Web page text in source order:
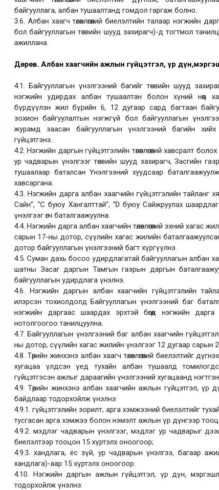
байгууллага, албан тушаалтанд гомдол гаргаж болно.
3.6. Албан хаагч төлөвлөгөөний биелэлтийн талаар нэгжийн
бол байгууллагын төсвийн шууд захирагч)-д тогтмол
ажиллана.
Дөрөв. Албан хаагчийн ажлын гүйцэтгэл, үр
4.1. Байгууллагын үнэлгээний багийг төсвийн шууд
нэгжийн удирдах албан тушаалтан болон хүний нөөц
бүрдүүлэн жил бүрийн 6, 12 дугаар сард багтаан
зохион байгуулалтын нэгжгүй бол байгууллагын
журамд заасан байгууллагын үнэлгээний багийн
гүйцэтгэнэ.
4.2. Нэгжийн даргын гүйцэтгэлийн төлөвлөгөөний хавсралт
ур чадварын үнэлгээг төсвийн шууд захирагч, Засгийн
тушаалаар баталсан Үнэлгээний хуудсаар
хавсаргана.
4.3. Нэгжийн дарга албан хаагчийн гүйцэтгэлийн тайланг
Сайн”, “C буюу Хангалттай”, “D буюу Сайжруулах
үнэлгээг өгч баталгаажуулна.
4.4. Нэгжийн дарга албан хаагчийн төлөвлөгөөний эхний хагас
сарын 17-ны дотор, сүүлийн хагас жилийн
дотор байгууллагын үнэлгээний багт хүргүүлнэ.
4.5. Суман дахь босоо удирдлагатай байгууллагын албан
шатны Засаг даргын Тамгын газрын даргын
байгууллагын удирдлага үнэлнэ.
4.6. Нэгжийн даргын албан хаагчийн гүйцэтгэлийн
илэрсэн тохиолдолд Байгууллагын үнэлгээний баг
нэгжийн даргаас шаардах эрхтэй бөгөөд нэгжийн
нотолгоогоо танилцуулна.
4.7. Байгууллагын үнэлгээний баг албан хаагчийн
ны дотор, сүүлийн хагас жилийн үнэлгээг 12 дугаар сарын
4.8. Төрийн жинхэнэ албан хаагч төлөвлөгөөний биелэлтийг
хугацаа үлдсэн үед тухайн албан тушаалд
гүйцэтгэсэн ажлыг дараагийн үнэлгээний хугацаанд
4.9. Төрийн жинхэнэ албан хаагчийн ажлын гүйцэтгэл, үр
байдлаар тодорхойлж үнэлнэ:
4.9.1. гүйцэтгэлийн зорилт, арга хэмжээний биелэлтийг тухайн
тусгасан арга хэмжээ болон нэмэлт ажлын үр дүнгээр
4.9.2. мэдлэг чадварын үнэлгээг, мэдлэг ур чадварыг
биелэлтээр тооцон 15 хүртэлх оноогоор;
4.9.3. хандлага, ёс зүй, ур чадварын үнэлгээ, багаар
хандлага)-аар 15 хүртэлх оноогоор.
4.10. Нэгжийн даргын ажлын гүйцэтгэл, үр дүн,
тодорхойлж үнэлнэ: